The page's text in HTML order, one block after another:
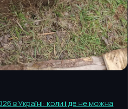
в Україні: коли і де не можна